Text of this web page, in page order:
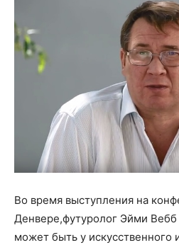
Во время выступления на
Денвере,футуролог Эйми Вебб
может быть у искусственного